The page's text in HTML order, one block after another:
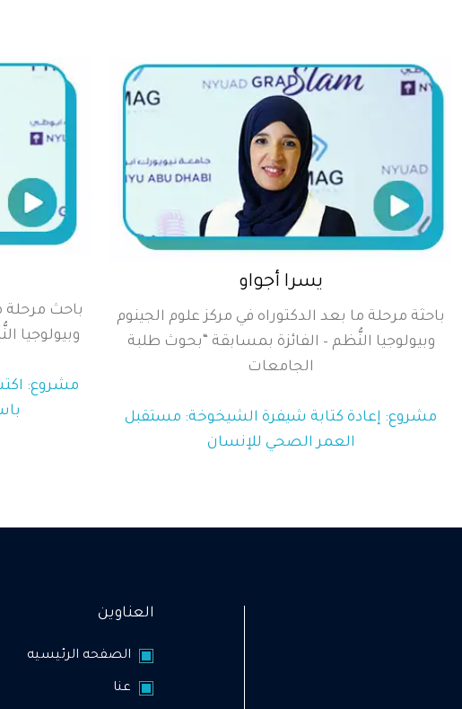
يسرا أجواو
باحثة مرحلة ما بعد الدكتوراه في مركز علوم الجينوم
وبيولوجيا النُّظم – الفائزة بمسابقة “بحوث طلبة
الجامعات
مشروع: إعادة كتابة شيفرة الشيخوخة: مستقبل
العمر الصحي للإنسان
باحث مرحلة
وبيولوجيا
مشروع:
العناوين
الصفحه الرئيسيه
عنا